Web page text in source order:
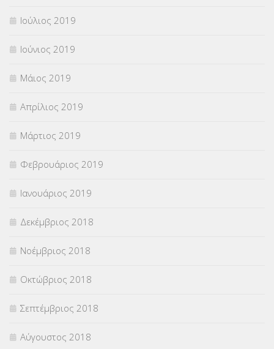
Ιούλιος 2019
Ιούνιος 2019
Μάιος 2019
Απρίλιος 2019
Μάρτιος 2019
Φεβρουάριος 2019
Ιανουάριος 2019
Δεκέμβριος 2018
Νοέμβριος 2018
Οκτώβριος 2018
Σεπτέμβριος 2018
Αύγουστος 2018